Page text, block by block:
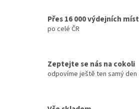
Přes 16 000 výdejních míst
po celé ČR
Zeptejte se nás na cokoli
odpovíme ještě ten samý den